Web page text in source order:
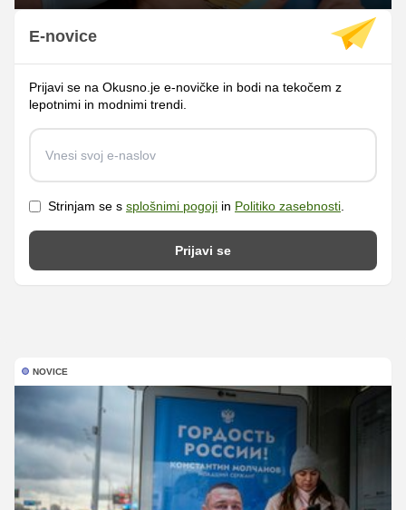
E-novice
Prijavi se na Okusno.je e-novičke in bodi na tekočem z
lepotnimi in modnimi trendi.
Strinjam se s splošnimi pogoji in Politiko zasebnosti
Prijavi se
NOVICE